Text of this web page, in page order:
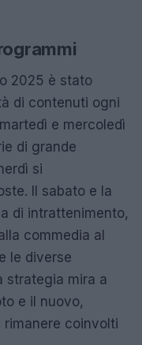
2025 è stato
di contenuti ogni
e mercoledì
di grande
si
Il sabato e la
di intrattenimento,
commedia al
le diverse
strategia mira a
e il nuovo,
coinvolti